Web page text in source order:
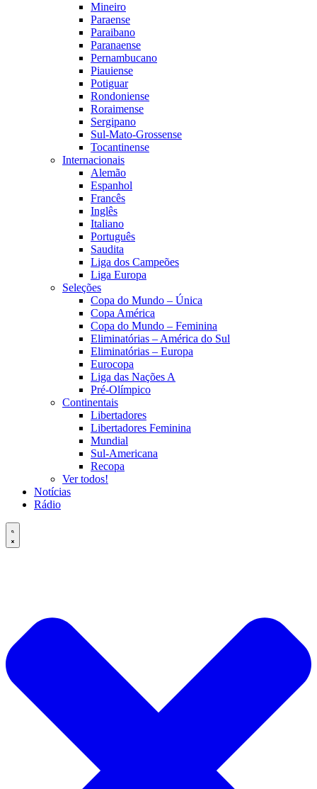
Mineiro
Paraense
Paraibano
Paranaense
Pernambucano
Piauiense
Potiguar
Rondoniense
Roraimense
Sergipano
Sul-Mato-Grossense
Tocantinense
Internacionais
Alemão
Espanhol
Francês
Inglês
Italiano
Português
Saudita
Liga dos Campeões
Liga Europa
Seleções
Copa do Mundo – Única
Copa América
Copa do Mundo – Feminina
Eliminatórias – América do Sul
Eliminatórias – Europa
Eurocopa
Liga das Nações A
Pré-Olímpico
Continentais
Libertadores
Libertadores Feminina
Mundial
Sul-Americana
Recopa
Ver todos!
Notícias
Rádio